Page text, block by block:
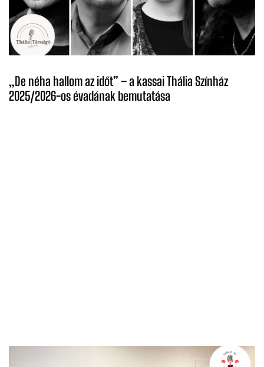
„De néha hallom az időt” – a kassai Thália Színház
2025/2026-os évadának bemutatása